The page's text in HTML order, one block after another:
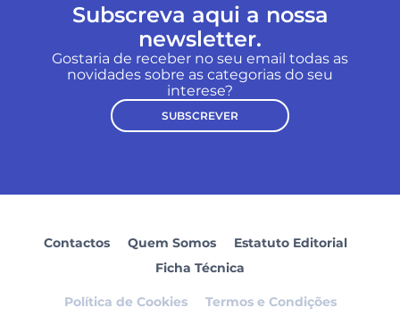
Subscreva aqui a nossa
newsletter.
Gostaria de receber no seu email todas as
novidades sobre as categorias do seu
interese?
SUBSCREVER
Contactos Quem Somos
Estatuto Editorial
Ficha Técnica
Política de Cookies Termos e Condições